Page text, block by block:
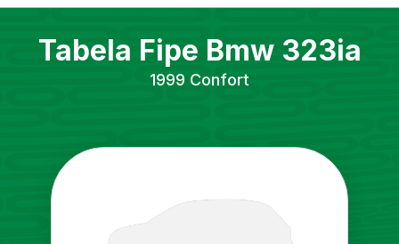
Tabela Fipe Bmw 323ia
1999 Confort